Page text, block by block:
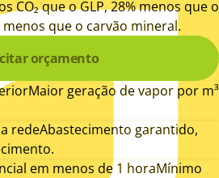
CO₂ que o GLP, 28% menos que o
que o carvão mineral.
orçamento
Maior geração de vapor por m³
redeAbastecimento garantido,
em menos de 1 horaMínimo